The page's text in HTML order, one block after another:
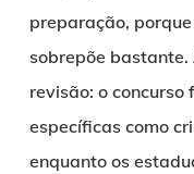
preparação,
sobrepõe
revisão: o
específicas como
enquanto os